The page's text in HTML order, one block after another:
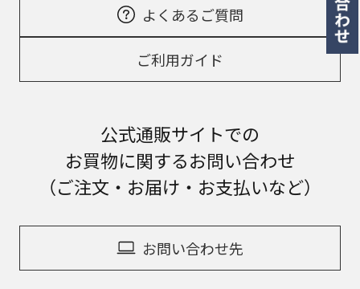
よくあるご質問
ご利用ガイド
公式通販サイトでの
お買物に関するお問い合わせ
（ご注文・お届け・お支払いなど）
お問い合わせ先